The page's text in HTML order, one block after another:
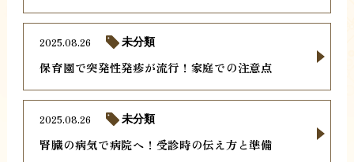
保育園で突発性発疹が流行！家庭での注意点
2025.08.26 未分類
腎臓の病気で病院へ！受診時の伝え方と準備
2025.08.26 未分類